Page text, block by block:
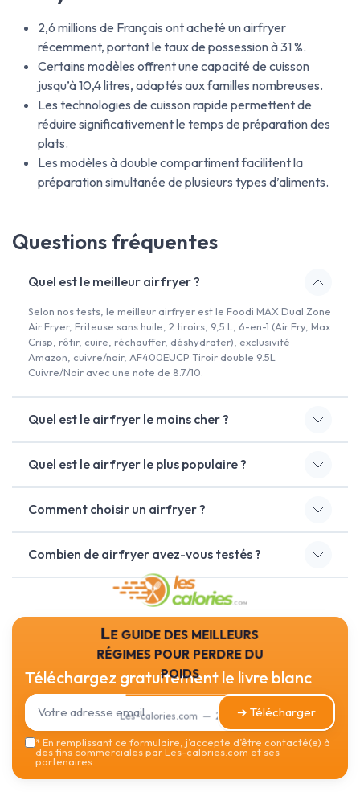
2,6 millions de Français ont acheté un airfryer
récemment, portant le taux de possession à 31 %.
Certains modèles offrent une capacité de cuisson
jusqu’à 10,4 litres, adaptés aux familles nombreuses.
Les technologies de cuisson rapide permettent de
réduire significativement le temps de préparation des
plats.
Les modèles à double compartiment facilitent la
préparation simultanée de plusieurs types d’aliments.
Questions fréquentes
Quel est le meilleur airfryer ?
Selon nos tests, le meilleur airfryer est le Foodi MAX Dual Zone
Air Fryer, Friteuse sans huile, 2 tiroirs, 9,5 L, 6-en-1 (Air Fry, Max
Crisp, rôtir, cuire, réchauffer, déshydrater), exclusivité
Amazon, cuivre/noir, AF400EUCP Tiroir double 9.5L
Cuivre/Noir avec une note de 8.7/10.
Quel est le airfryer le moins cher ?
Quel est le airfryer le plus populaire ?
Comment choisir un airfryer ?
Combien de airfryer avez-vous testés ?
Le guide des meilleurs
régimes pour perdre du
poids
Les-calories.com — 2026
Téléchargez gratuitement le livre blanc
➔ Télécharger
*En remplissant ce formulaire, j’accepte d’être contacté(e) à
des fins commerciales par Les-calories.com et ses
partenaires.